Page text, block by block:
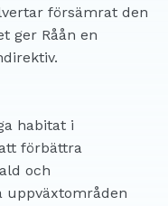
försämrat den
ger Råån en
habitat i
förbättra
och
uppväxtområden